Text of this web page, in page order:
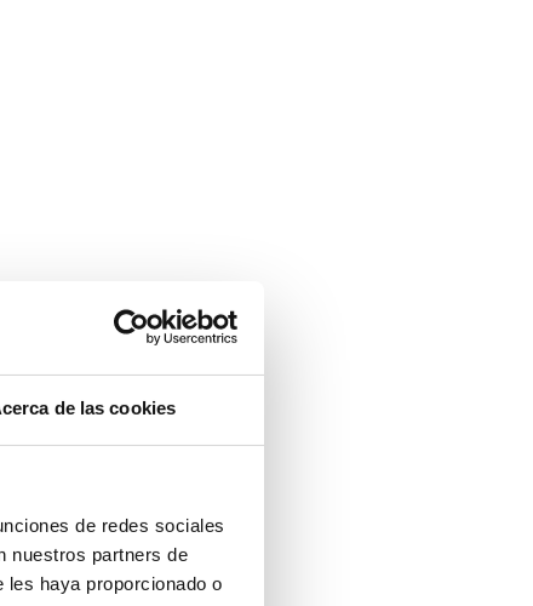
de las cookies
de redes sociales
nuestros partners de
haya proporcionado o